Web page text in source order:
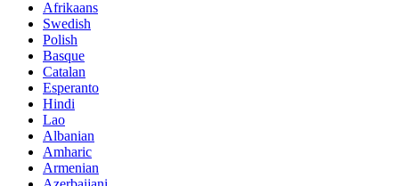
Afrikaans
Swedish
Polish
Basque
Catalan
Esperanto
Hindi
Lao
Albanian
Amharic
Armenian